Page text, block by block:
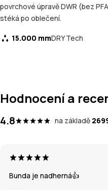
povrchové úpravě DWR (bez
stéká po oblečení.
15.000 mmDRY Tech
Hodnocení a
4.8 na základě
Bunda je nadherná👍